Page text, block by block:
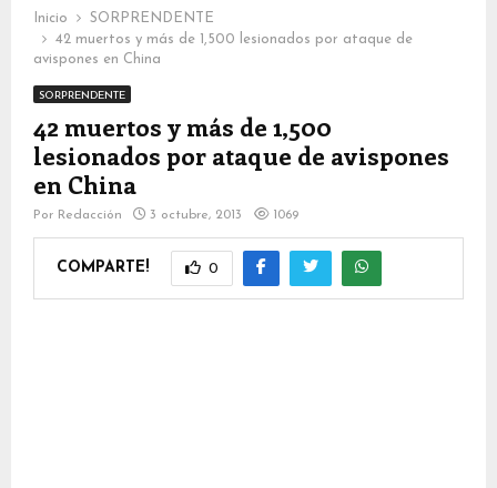
Inicio
SORPRENDENTE
42 muertos y más de 1,500 lesionados por ataque de
avispones en China
SORPRENDENTE
42 muertos y más de 1,500
lesionados por ataque de avispones
en China
Por Redacción 3 octubre, 2013 1069
COMPARTE! 0